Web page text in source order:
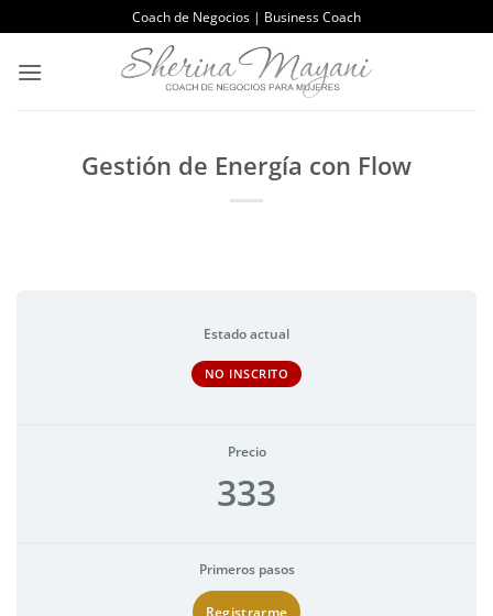
al
contenido
Coach de Negocios | Business Coach
Gestión de Energía con Flow
Estado actual
NO INSCRITO
Precio
333
Primeros pasos
Registrarme